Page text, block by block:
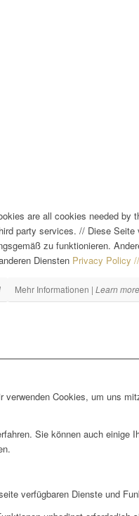
are all cookies needed by
party services. // Diese Seite
zu funktionieren.
Diensten Privacy Policy
Mehr Informationen | Learn more
Cookies, um uns
Sie können auch
verfügbaren Dienste und